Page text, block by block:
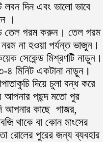
লবন দিন এবং ভালো ভাবে
।
তেল গরম করুন। তেল গরম
না হওয়া পর্যন্ত ভাজুন।
সেকেন্ড মিশ্রণটি নাড়ুন।
৪ মিনিট একটানা নাড়ুন।
দিয়ে চুলা বন্ধ করে
পছন্দ মতো পুর
আপনার কাছে গাজর,
থাকে বা কোন মাংসের
রোলের পুরের জন্য ব্যবহার